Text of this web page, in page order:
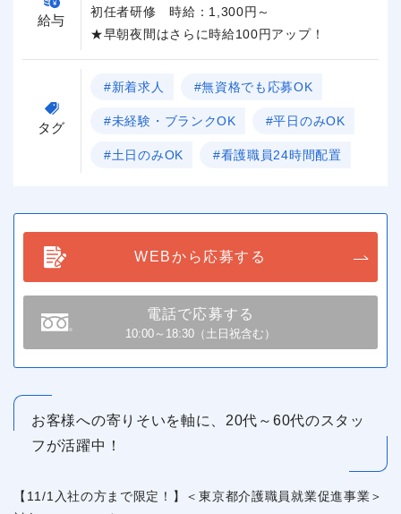
給与
初任者研修 時給：1,300円～
★早朝夜間はさらに時給100円アップ！
タグ
#新着求人 #無資格でも応募OK
#未経験・ブランクOK #平日のみOK
#土日のみOK #看護職員24時間配置
WEBから応募する
電話で応募する
10:00～18:30（土日祝含む）
お客様への寄りそいを軸に、20代～60代のスタッ
フが活躍中！
【11/1入社の方まで限定！】＜東京都介護職員就業促進事業＞